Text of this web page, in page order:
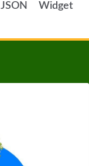
JSON Widget